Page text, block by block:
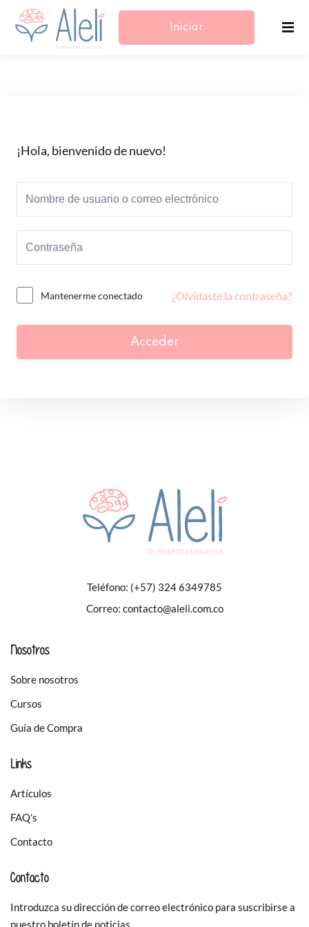
Iniciar
¡Hola, bienvenido de nuevo!
Mantenerme conectado ¿Olvidaste la contraseña?
Acceder
Teléfono: (+57) 324 6349785
Correo: contacto@aleli.com.co
Nosotros
Sobre nosotros
Cursos
Guía de Compra
Links
Artículos
FAQ’s
Contacto
Contacto
Introduzca su dirección de correo electrónico para suscribirse a
nuestro boletín de noticias